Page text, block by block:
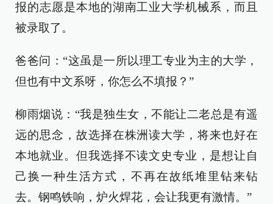
报的志愿是本地的湖南工业大学机械系，而且
被录取了。
爸爸问：“这虽是一所以理工专业为主的大学，
但也有中文系呀，你怎么不填报？”
柳雨烟说：“我是独生女，不能让二老总是有遥
远的思念，故选择在株洲读大学，将来也好在
本地就业。但我选择不读文史专业，是想让自
己换一种生活方式，不再在故纸堆里钻来钻
去。钢鸣铁响，炉火焊花，会让我更有激情。”